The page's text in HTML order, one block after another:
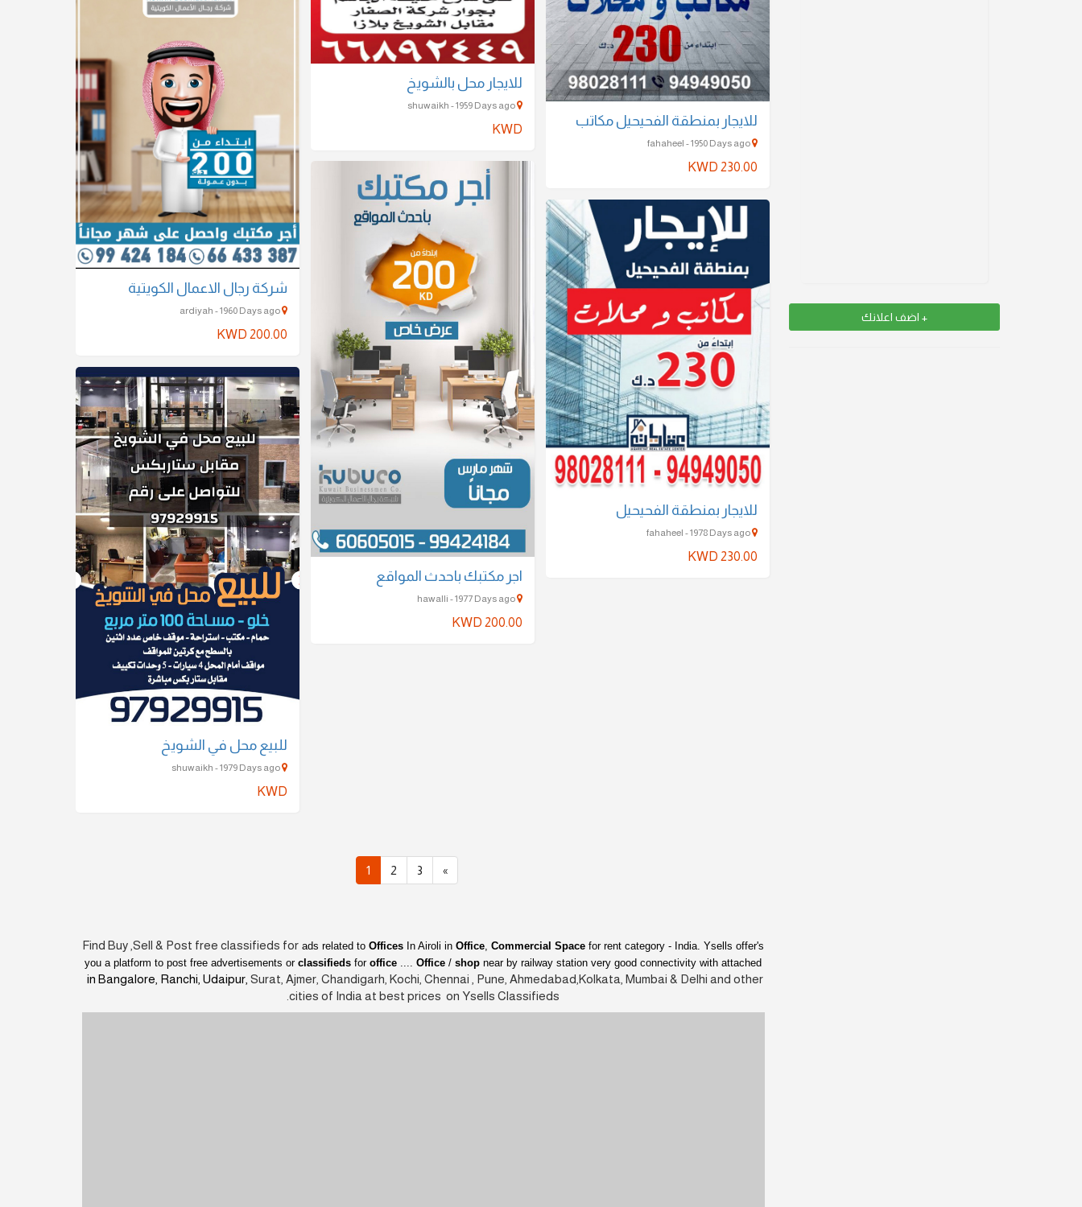
+ اضف اعلانك
للايجار بمنطقة الفحيحيل مكاتب
fahaheel - 1950 Days ago
KWD 230.00
للايجار محل بالشويخ
shuwaikh - 1959 Days ago
KWD
شركة رجال الاعمال الكويتية
ardiyah - 1960 Days ago
KWD 200.00
اجر مكتبك باحدث المواقع
hawalli - 1977 Days ago
KWD 200.00
للايجار بمنطقة الفحيحيل
fahaheel - 1978 Days ago
KWD 230.00
للبيع محل في الشويخ
shuwaikh - 1979 Days ago
KWD
1 2 3 »
Find Buy ,Sell & Post free classifieds for ads related toOffices In Airoli inOffice,Commercial Space for rent category - India. Ysells offer's
you a platform to post free advertisements orclassifieds foroffice ....Office /shop near by railway station very good connectivity with attached
in Bangalore, Ranchi, Udaipur, Surat, Ajmer, Chandigarh, Kochi, Chennai , Pune, Ahmedabad,Kolkata, Mumbai & Delhi and other
cities of India at best prices on Ysells Classifieds.